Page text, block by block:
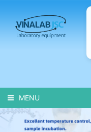
MENU